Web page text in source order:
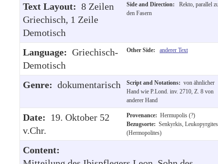
Text Layout: 8 Zeilen
Griechisch, 1 Zeile
Demotisch
Side and Direction:
Rekto, parallel
den Fasern
Language: Griechisch-
Demotisch
Other Side: anderer Text
Genre: dokumentarisch Script and Notations: von ähnlicher
Hand wie P.Lond. inv. 2710, Z. 8 von
anderer Hand
Date: 19. Oktober 52
v.Chr.
Provenance: Hermupolis (?)
Bezugsorte: Senkyrkis, Leukopyrgites
(Hermopolites)
Content: